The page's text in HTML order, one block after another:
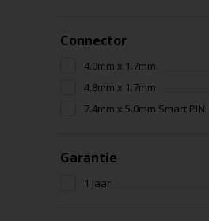
Connector
4.0mm x 1.7mm
4.8mm x 1.7mm
7.4mm x 5.0mm Smart PIN
Garantie
1 Jaar